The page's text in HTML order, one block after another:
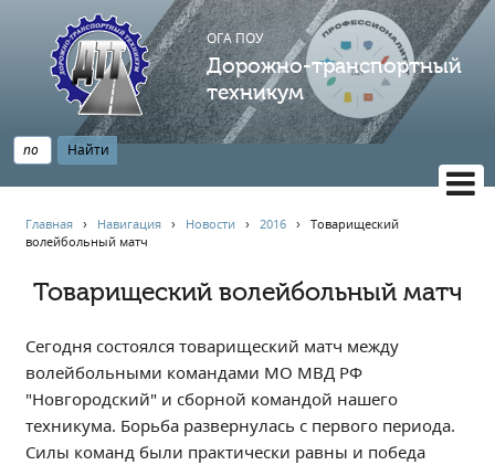
ОГА ПОУ
Дорожно-транспортный
техникум
НАВИГАЦИЯ
Главная
АБИТУРИЕНТУ
Опрос по качеству образования
Новости
Наблюдательный совет
Главная › Навигация › Новости ›2016 ›Товарищеский
волейбольный матч
Товарищеский волейбольный матч
Сегодня состоялся товарищеский матч между
волейбольными командами МО МВД РФ
"Новгородский" и сборной командой нашего
техникума. Борьба развернулась с первого периода.
Силы команд были практически равны и победа